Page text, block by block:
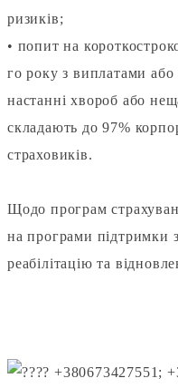
ризиків;
• попит на
го року з виплатами або
настанні хвороб або
складають до 97%
страховиків.
Щодо програм
на програми підтримки
реабілітацію та
+380673427551;